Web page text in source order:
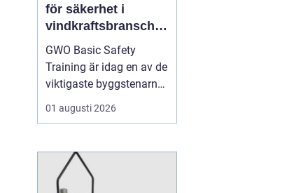
för säkerhet i
vindkraftsbransche
n
GWO Basic Safety
Training är idag en av de
viktigaste byggstenarna
för alla som vill arbeta
professionellt inom
skapar en gemensam
säkerhetsnivå i en
bransch där jobbet ofta
01 augusti 2026